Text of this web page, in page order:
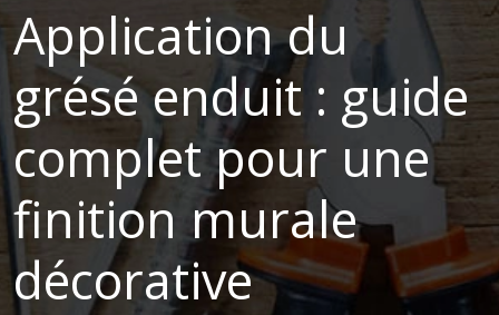
Application du
grésé enduit : guide
complet pour une
finition murale
décorative